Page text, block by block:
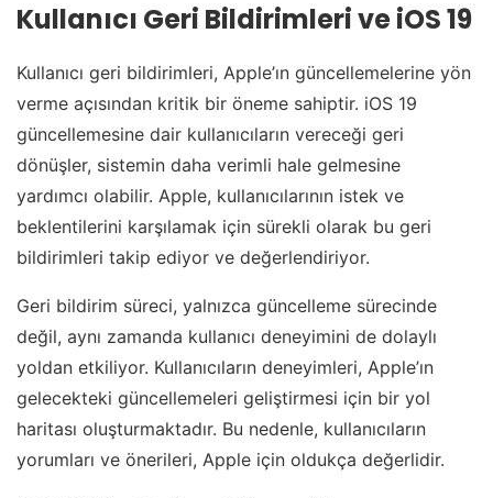
Kullanıcı Geri Bildirimleri ve iOS 19
Kullanıcı geri bildirimleri, Apple’ın güncellemelerine yön
verme açısından kritik bir öneme sahiptir. iOS 19
güncellemesine dair kullanıcıların vereceği geri
dönüşler, sistemin daha verimli hale gelmesine
yardımcı olabilir. Apple, kullanıcılarının istek ve
beklentilerini karşılamak için sürekli olarak bu geri
bildirimleri takip ediyor ve değerlendiriyor.
Geri bildirim süreci, yalnızca güncelleme sürecinde
değil, aynı zamanda kullanıcı deneyimini de dolaylı
yoldan etkiliyor. Kullanıcıların deneyimleri, Apple’ın
gelecekteki güncellemeleri geliştirmesi için bir yol
haritası oluşturmaktadır. Bu nedenle, kullanıcıların
yorumları ve önerileri, Apple için oldukça değerlidir.